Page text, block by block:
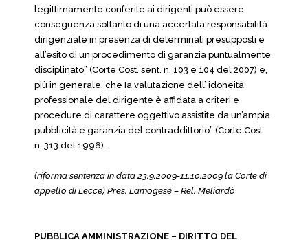
legittimamente conferite ai dirigenti può essere
conseguenza soltanto di una accertata responsabilità
dirigenziale in presenza di determinati presupposti e
all’esito di un procedimento di garanzia puntualmente
disciplinato” (Corte Cost. sent. n. 103 e 104 del 2007) e,
più in generale, che Ia valutazione dell’ idoneità
professionale del dirigente è affidata a criteri e
procedure di carattere oggettivo assistite da un’ampia
pubblicità e garanzia del contraddittorio” (Corte Cost.
n. 313 del 1996).
(riforma sentenza in data 23.9.2009-11.10.2009 la Corte di
appello di Lecce) Pres. Lamogese – Rel. Meliardò
PUBBLICA AMMINISTRAZIONE – DIRITTO DEL